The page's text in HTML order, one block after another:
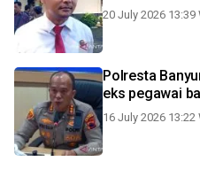
20 July 2026 13:39
Polresta
eks pegawai
16 July 2026 13:22